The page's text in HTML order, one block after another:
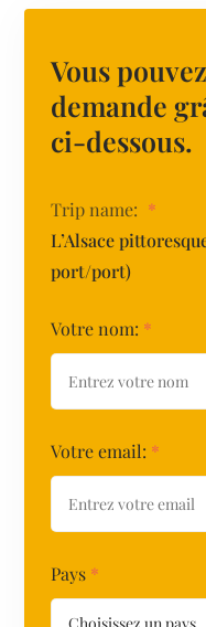
Vous
demande
ci-dessous.
Trip name: *
L’Alsace
port/port)
Votre nom: *
Votre email: *
Pays *